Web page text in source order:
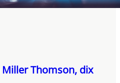
Thomson, dix